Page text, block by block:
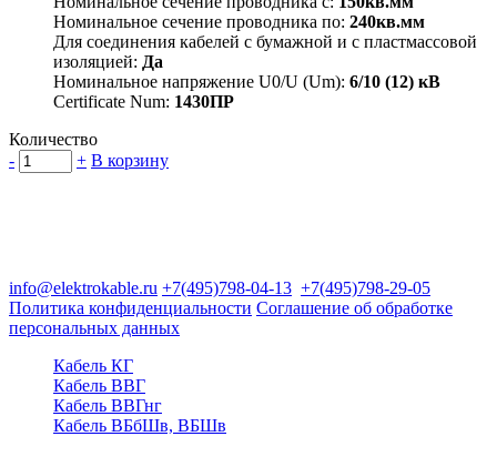
Номинальное сечение проводника по: 240кв.мм
Для соединения кабелей с бумажной и с пластмассовой
изоляцией: Да
Номинальное напряжение U0/U (Um): 6/10 (12) кВ
Certificate Num: 1430ПР
Количество
-
+ В корзину
info@elektrokable.ru +7(495)798-04-13 +7(495)798-29-05
Политика конфиденциальности Соглашение об обработке
персональных данных
Кабель КГ
Кабель ВВГ
Кабель ВВГнг
Кабель ВБбШв, ВБШв